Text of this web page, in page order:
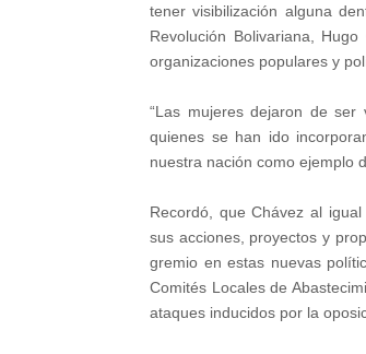
tener visibilización alguna
Revolución Bolivariana,
organizaciones populares y
“Las mujeres dejaron de
quienes se han ido
nuestra nación como ejemplo
Recordó, que Chávez al
sus acciones, proyectos y
gremio en estas nuevas
Comités Locales de
ataques inducidos por la